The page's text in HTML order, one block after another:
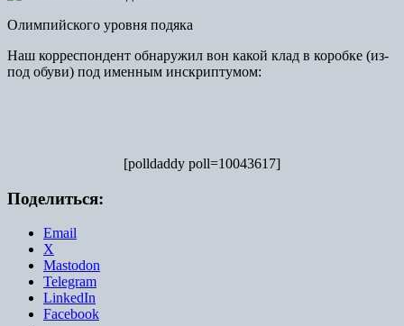
Олимпийского уровня подяка
Наш корреспондент обнаружил вон какой клад в коробке (из-
под обуви) под именным инскриптумом:
[polldaddy poll=10043617]
Поделиться:
Email
X
Mastodon
Telegram
LinkedIn
Facebook